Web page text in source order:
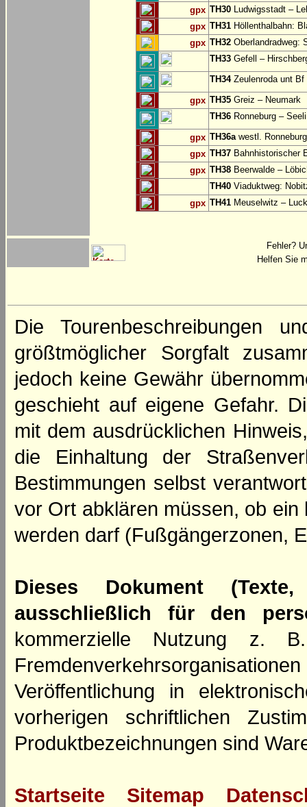
gpx TH30 Ludwigsstadt –
gpx TH31 Höllenthalbahn:
gpx TH32 Oberlandradweg:
TH33 Gefell –
TH34Zeulenroda unt Bf
gpx TH35 Greiz – Neumark
TH36 Ronneburg –
gpx TH36awestl.
gpx TH37 Bahnhistorischer
gpx TH38 Beerwalde –
TH40 Viaduktweg:
gpx TH41 Meuselwitz –
Fehler?
Helfen Sie
Die Tourenbeschreibungen
größtmöglicher Sorgfalt
jedoch keine Gewähr
geschieht auf eigene Gefahr.
mit dem ausdrücklichen
die Einhaltung der
Bestimmungen selbst
vor Ort abklären müssen, ob
werden darf (Fußgängerzonen,
Dieses Dokument
ausschließlich für den
kommerzielle Nutzung z.
Veröffentlichung in
vorherigen schriftlichen
Produktbezeichnungen sind
Startseite Sitemap